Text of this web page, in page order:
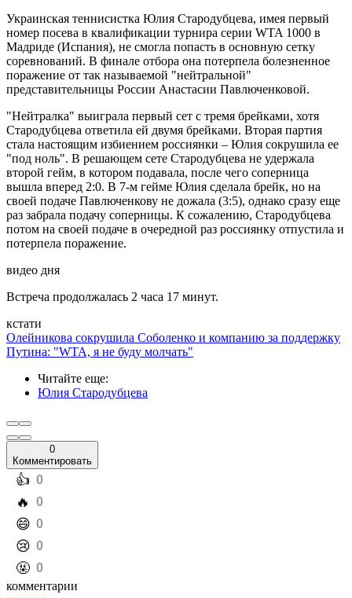
Украинская теннисистка Юлия Стародубцева, имея первый
номер посева в квалификации турнира серии WTA 1000 в
Мадриде (Испания), не смогла попасть в основную сетку
соревнований. В финале отбора она потерпела болезненное
поражение от так называемой "нейтральной"
представительницы России Анастасии Павлюченковой.
"Нейтралка" выиграла первый сет с тремя брейками, хотя
Стародубцева ответила ей двумя брейками. Вторая партия
стала настоящим избиением россиянки – Юлия сокрушила ее
"под ноль". В решающем сете Стародубцева не удержала
второй гейм, в котором подавала, после чего соперница
вышла вперед 2:0. В 7-м гейме Юлия сделала брейк, но на
своей подаче Павлюченкову не дожала (3:5), однако сразу еще
раз забрала подачу соперницы. К сожалению, Стародубцева
потом на своей подаче в очередной раз россиянку отпустила и
потерпела поражение.
видео дня
Встреча продолжалась 2 часа 17 минут.
кстати
Олейникова сокрушила Соболенко и компанию за поддержку
Путина: "WTA, я не буду молчать"
Читайте еще:
Юлия Стародубцева
0
Комментировать
️👍 0
️🔥 0
️😄 0
️😢 0
️🤬 0
комментарии